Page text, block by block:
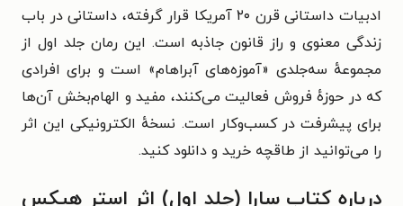
ادبیات داستانی قرن ۲۰ آمریکا قرار گرفته، داستانی در باب
زندگی معنوی و راز قانون جاذبه است. این رمان جلد اول از
مجموعهٔ سه‌جلدی «آموزه‌های آبراهام» است و برای افرادی
که در حوزهٔ فروش فعالیت می‌کنند، مفید و الهام‌بخش آن‌ها
برای پیشرفت در کسب‌وکار است. نسخهٔ الکترونیکی این اثر
را می‌توانید از طاقچه خرید و دانلود کنید.
درباره کتاب سارا (جلد اول) اثر استر هیکس